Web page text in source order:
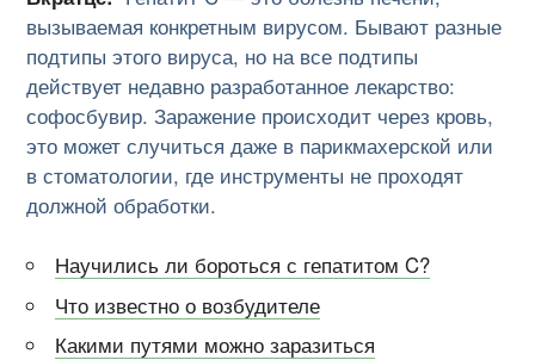
вызываемая конкретным вирусом. Бывают разные
подтипы этого вируса, но на все подтипы
действует недавно разработанное лекарство:
софосбувир. Заражение происходит через кровь,
это может случиться даже в парикмахерской или
в стоматологии, где инструменты не проходят
должной обработки.
Научились ли бороться с гепатитом C?
Что известно о возбудителе
Какими путями можно заразиться